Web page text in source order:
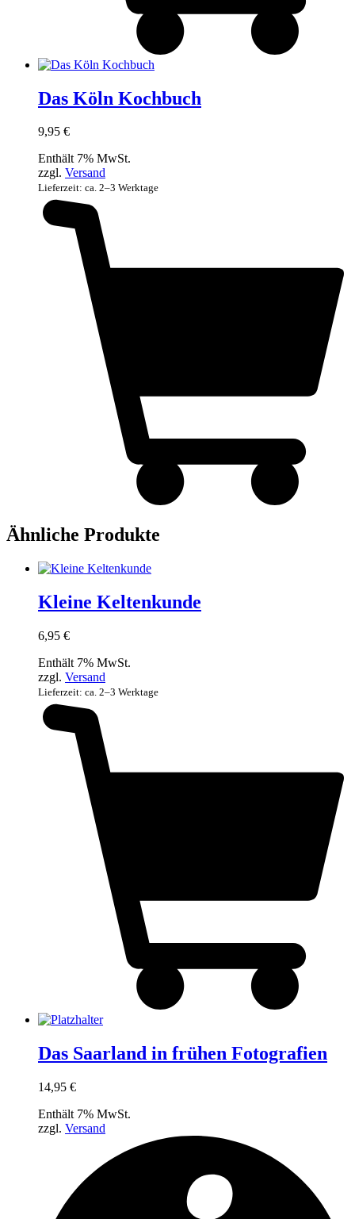
Das Köln Kochbuch
9,95 €
Enthält 7% MwSt.
zzgl. Versand
Lieferzeit: ca. 2–3 Werktage
Ähnliche Produkte
Kleine Keltenkunde
6,95 €
Enthält 7% MwSt.
zzgl. Versand
Lieferzeit: ca. 2–3 Werktage
Das Saarland in frühen Fotografien
14,95 €
Enthält 7% MwSt.
zzgl. Versand